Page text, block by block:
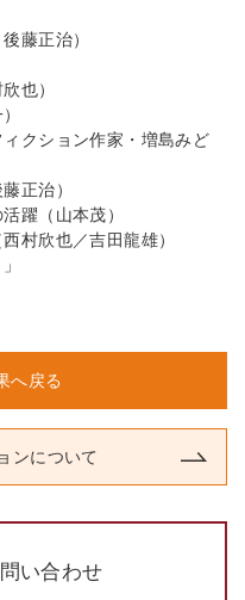
藤正治）
也）
ィクション作家・増島みど
正治）
躍（山本茂）
村欣也／吉田龍雄）
へ戻る
ンについて
い合わせ